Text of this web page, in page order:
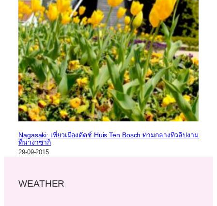
Nagasaki: เที่ยวเมืองดัตช์ Huis Ten Bosch ท่ามกลางทิวลิปงาม
ที่นางาซากิ
29-09-2015
WEATHER